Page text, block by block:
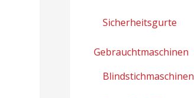
Sicherheitsgurte
Gebrauchtmaschinen
Blindstichmaschinen